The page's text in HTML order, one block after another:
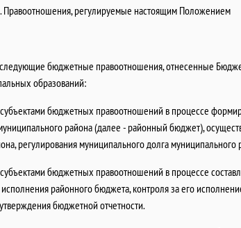
Правоотношения, регулируемые настоящим Положением
бюджетные правоотношения, отнесенные
образований:
бюджетных правоотношений в процессе
района (далее - районный бюджет),
регулирования муниципального долга муниципального
бюджетных правоотношений в процессе
районного бюджета, контроля за его
бюджетной отчетности.